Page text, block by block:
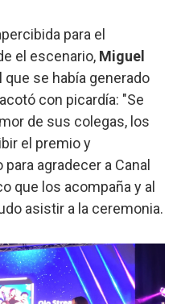
para el
el escenario, Miguel
se había generado
con picardía: "Se
de sus colegas, los
el premio y
agradecer a Canal
que los acompaña y al
asistir a la ceremonia.